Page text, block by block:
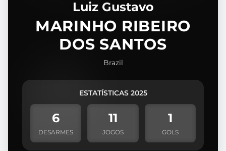
Luiz Gustavo
MARINHO RIBEIRO
DOS SANTOS
Brazil
ESTATÍSTICAS 2025
6
DESARMES
11
JOGOS
1
GOLS